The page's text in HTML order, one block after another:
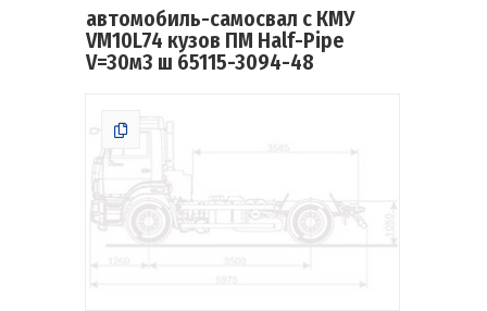
автомобиль-самосвал с КМУ
VM10L74 кузов ПМ Half-Pipe
V=30м3 ш 65115-3094-48